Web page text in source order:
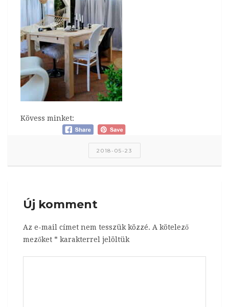
Kövess minket:
2018-05-23
Új komment
Az e-mail címet nem tesszük közzé. A kötelező
mezőket * karakterrel jelöltük